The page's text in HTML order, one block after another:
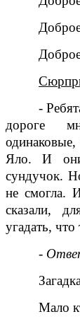
-
дороге
Яло. И они
сундучок.
не смогла.
сказали,
угадать,
-
Мало